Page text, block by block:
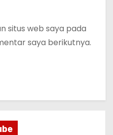
situs web saya pada
saya berikutnya.